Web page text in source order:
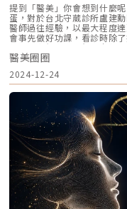
後幾個月開始變得明顯。雖
習慣、護理技巧以及醫美療
何有效改善產後掉髮！1.醫
水開始。如果想要獲得更明
一步的進階療程。包括
生髮雷射等。-INDIBA英特波
率來促進身體細胞的離子交
細胞，同時增進血液循環，
的強度與健康。-PRP頭皮注
高濃度的PRP（血小板豐富
因子能有效促進毛髮生長。
並且能促進血管再生，進一
波能促進毛囊內粒腺體生成
LLLT光波有不同效果：藍光
循環。建議搭配居家生髮帽
效果。-Tixel提可塑：Tixel
區域，形成微小傷口，促進
收，進而促進周圍毛髮的生
進頭髮健康，增強韌性和光
肪酸則讓頭髮柔順。維他命
提到「醫美」你會想到什麼
蛋，對於台北守葳診所盧建
醫師過往經驗，以最大程度
會事先做好功課，看診時除
程，而我們身為醫師的責任
說明。台北守葳診所盧建勳
客戶規劃最適合的解決方案
解、定義的變化，大家對於
法，只要每天照鏡子時感到
年，幫助上千位客戶更有自
手術為主，但隨著社會越來
也大受歡迎。紋路、鬆弛是
動大刀的拉皮技術，這幾年
線、膠原蛋白針劑注射也是
可以一邊享受療程，一邊放
成，狀態隨時都在變化，有
果，想要讓面容更好看，也
美者規劃療程，期待能讓效
次電音波、玻尿酸或再生材
序漸進的改善老化所造成的
醫美圈圈
2024-12-24